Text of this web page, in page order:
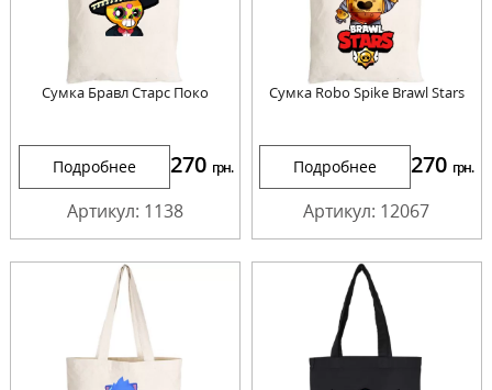
Сумка Бравл Старс Поко
Подробнее 270 грн.
Артикул: 1138
Сумка Robo Spike Brawl Stars
Подробнее 270 грн.
Артикул: 12067